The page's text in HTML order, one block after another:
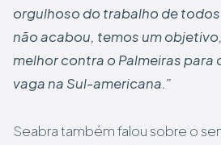
orgulhoso do trabalho de
não acabou, temos um
melhor contra o Palmeiras para
vaga na Sul-americana.”
Seabra também falou sobre o